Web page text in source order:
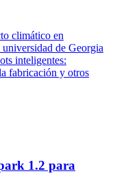
climático en
de Georgia
inteligentes:
fabricación y otros
1.2 para